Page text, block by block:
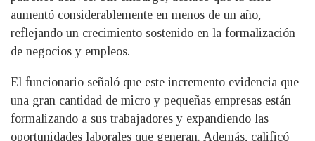
aumentó considerablemente en menos de un año,
reflejando un crecimiento sostenido en la formalización
de negocios y empleos.
El funcionario señaló que este incremento evidencia que
una gran cantidad de micro y pequeñas empresas están
formalizando a sus trabajadores y expandiendo las
oportunidades laborales que generan. Además, calificó